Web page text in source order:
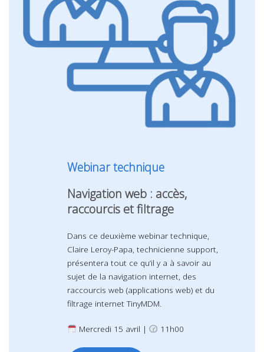
Webinar technique
Navigation web : accès,
raccourcis et filtrage
Dans ce deuxième webinar technique,
Claire Leroy-Papa, technicienne support,
présentera tout ce qu’il y a à savoir au
sujet de la navigation internet, des
raccourcis web (applications web) et du
filtrage internet TinyMDM.
Mercredi 15 avril | 11h00